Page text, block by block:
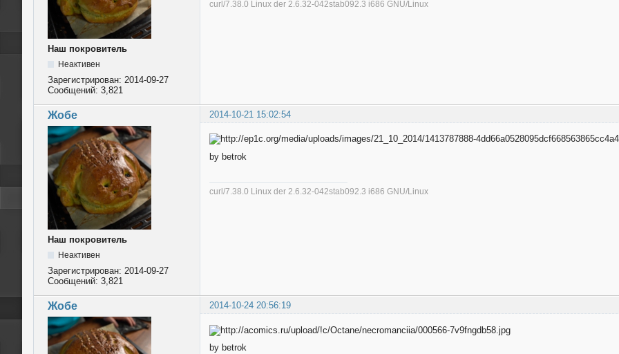
Наш покровитель
Неактивен
Зарегистрирован: 2014-09-27
Сообщений: 3,821
curl/7.38.0 Linux der 2.6.32-042stab092.3 i686 GNU/Linux
Жобе 2014-10-21 15:02:54
Наш покровитель
Неактивен
Зарегистрирован: 2014-09-27
Сообщений: 3,821
by betrok
curl/7.38.0 Linux der 2.6.32-042stab092.3 i686 GNU/Linux
Жобе 2014-10-24 20:56:19
by betrok